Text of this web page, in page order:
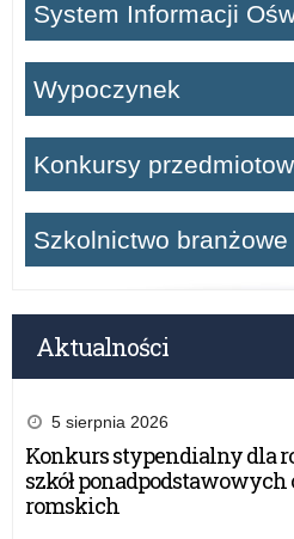
System Informacji
Wypoczynek
Konkursy
Szkolnictwo branżowe
Aktualności
5 sierpnia 2026
Konkurs stypendialny dla
szkół
romskich